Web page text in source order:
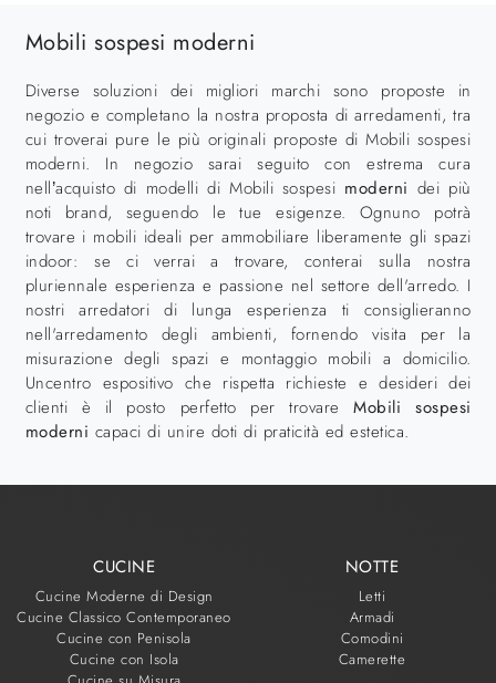
Mobili sospesi moderni
Diverse soluzioni dei migliori marchi sono proposte in
negozio e completano la nostra proposta di arredamenti, tra
cui troverai pure le più originali proposte di Mobili sospesi
moderni. In negozio sarai seguito con estrema cura
nell’acquisto di modelli di Mobili sospesi moderni dei più
noti brand, seguendo le tue esigenze. Ognuno potrà
trovare i mobili ideali per ammobiliare liberamente gli spazi
indoor: se ci verrai a trovare, conterai sulla nostra
pluriennale esperienza e passione nel settore dell'arredo. I
nostri arredatori di lunga esperienza ti consiglieranno
nell'arredamento degli ambienti, fornendo visita per la
misurazione degli spazi e montaggio mobili a domicilio.
Uncentro espositivo che rispetta richieste e desideri dei
clienti è il posto perfetto per trovareMobili sospesi
moderni capaci di unire doti di praticità ed estetica.
CUCINE
Cucine Moderne di Design
Cucine Classico Contemporaneo
Cucine con Penisola
Cucine con Isola
NOTTE
Letti
Armadi
Comodini
Camerette